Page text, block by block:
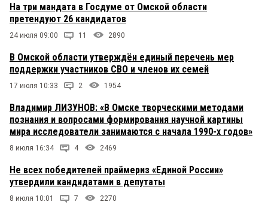
На три мандата в Госдуме от Омской области
претендуют 26 кандидатов
24 июля 09:00 11 2890
В Омской области утверждён единый перечень мер
поддержки участников СВО и членов их семей
17 июля 10:33 2 1954
Владимир ЛИЗУНОВ: «В Омске творческими методами
познания и вопросами формирования научной картины
мира исследователи занимаются с начала 1990-х годов»
8 июля 16:34 4 2469
Не всех победителей праймериз «Единой России»
утвердили кандидатами в депутаты
8 июля 10:01 7 2270